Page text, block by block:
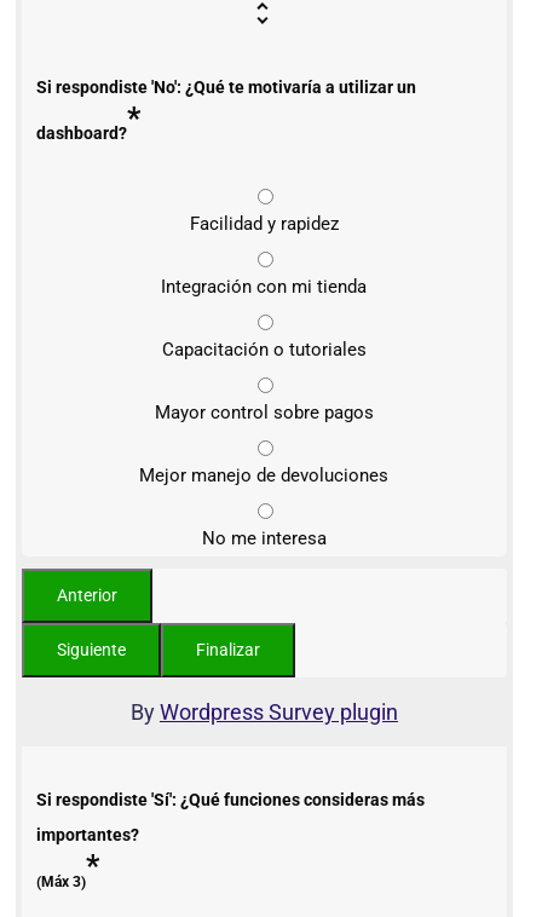
Si respondiste 'No': ¿Qué te motivaría a utilizar un
dashboard?*
Facilidad y rapidez
Integración con mi tienda
Capacitación o tutoriales
Mayor control sobre pagos
Mejor manejo de devoluciones
No me interesa
ByWordpress Survey plugin
Si respondiste 'Sí': ¿Qué funciones consideras más
importantes?
(Máx 3)*